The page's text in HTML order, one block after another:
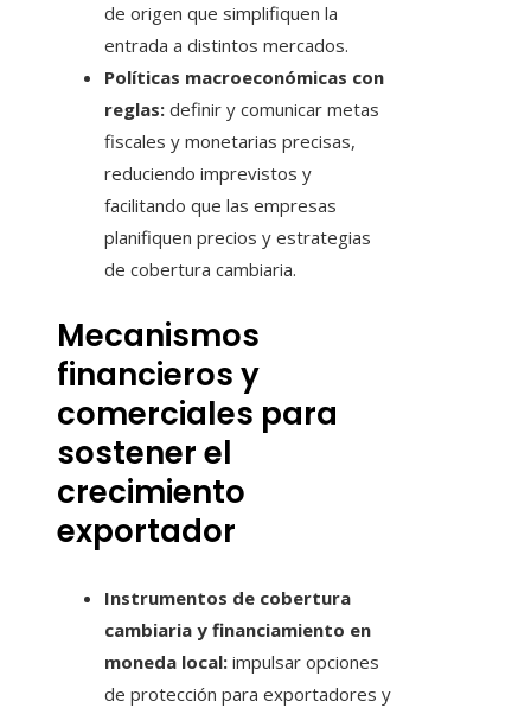
de origen que simplifiquen la
entrada a distintos mercados.
Políticas macroeconómicas con
reglas: definir y comunicar metas
fiscales y monetarias precisas,
reduciendo imprevistos y
facilitando que las empresas
planifiquen precios y estrategias
de cobertura cambiaria.
Mecanismos
financieros y
comerciales para
sostener el
crecimiento
exportador
Instrumentos de cobertura
cambiaria y financiamiento en
moneda local: impulsar opciones
de protección para exportadores y